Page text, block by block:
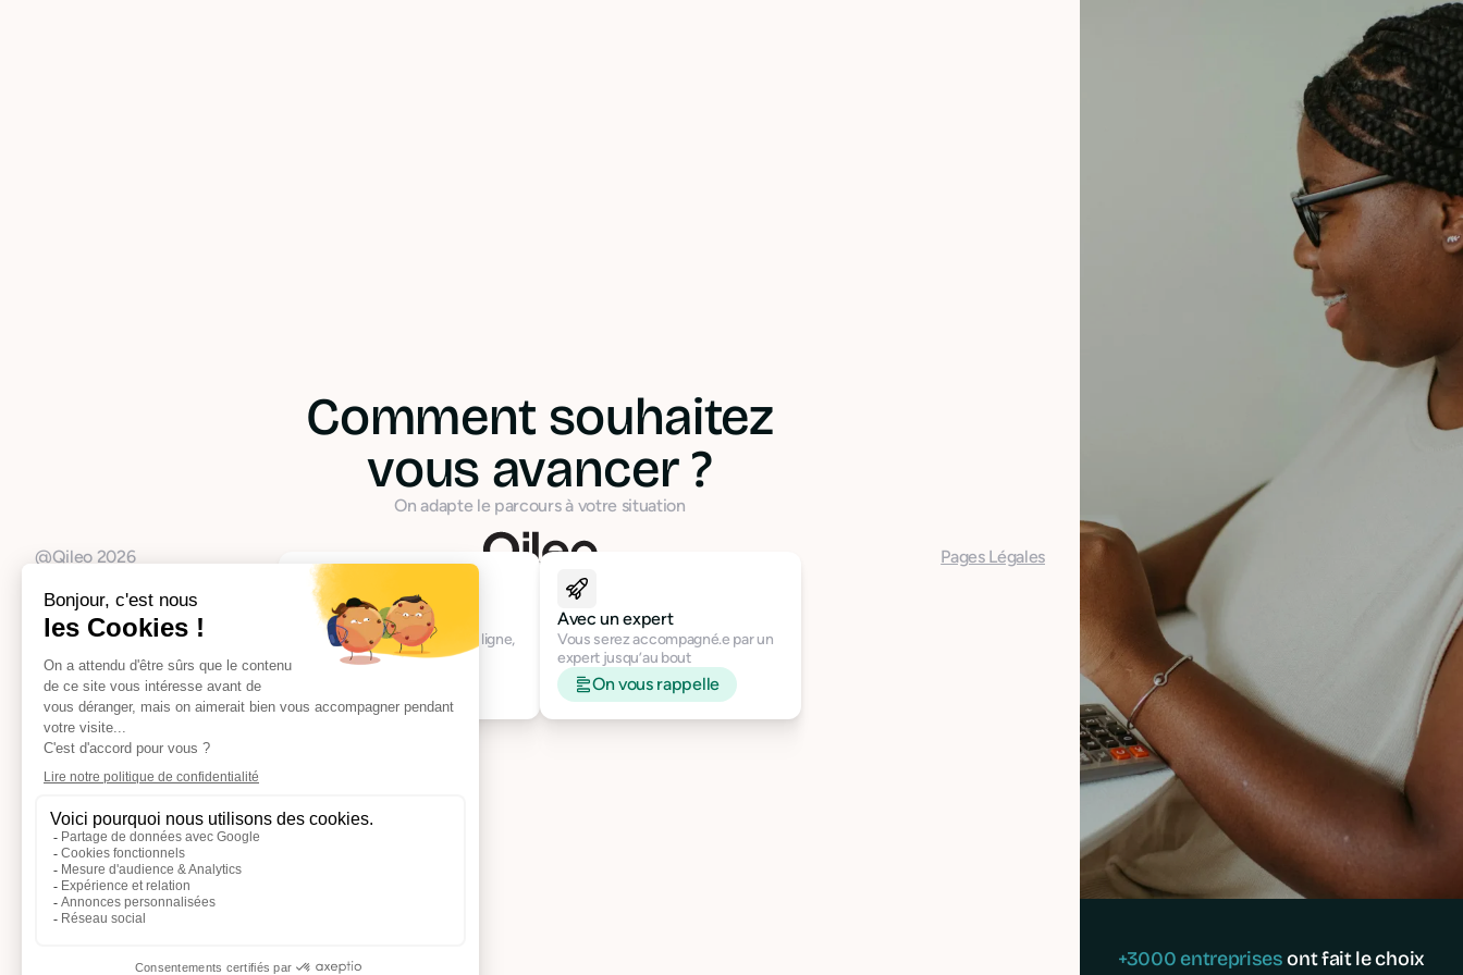
Comment souhaitez
vous avancer ?
On adapte le parcours à votre situation
Je gère moi-même
Vous créez votre société en ligne,
en toute autonomie.
Avec un expert
Vous serez accompagné.e par un
expert jusqu’au bout
On vous rappelle
@Qileo 2026 Pages Légales
+3000 entreprisesont fait le choix